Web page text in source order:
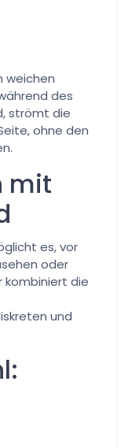
weichen
des
strömt die
ohne den
mit
es, vor
oder
kombiniert die
und